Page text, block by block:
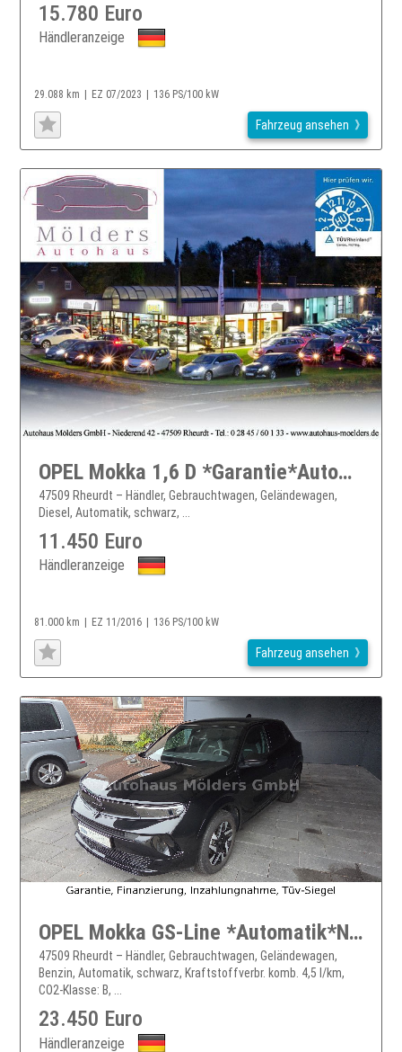
15.780 Euro
Händleranzeige
29.088 km EZ 07/2023 136 PS/100 kW
Fahrzeug ansehen
OPEL Mokka 1,6 D *Garantie*Automatik*Navi*159EUR mtl.
47509 Rheurdt – Händler, Gebrauchtwagen, Geländewagen,
Diesel, Automatik, schwarz, ...
11.450 Euro
Händleranzeige
81.000 km EZ 11/2016 136 PS/100 kW
Fahrzeug ansehen
OPEL Mokka GS-Line *Automatik*Navi*244EUR mtl.
47509 Rheurdt – Händler, Gebrauchtwagen, Geländewagen,
Benzin, Automatik, schwarz, Kraftstoffverbr. komb. 4,5 l/km,
CO2-Klasse: B, ...
23.450 Euro
Händleranzeige